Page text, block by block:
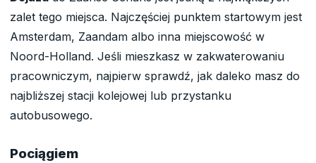
zalet tego miejsca. Najczęściej punktem startowym jest
Amsterdam, Zaandam albo inna miejscowość w
Noord-Holland. Jeśli mieszkasz w zakwaterowaniu
pracowniczym, najpierw sprawdź, jak daleko masz do
najbliższej stacji kolejowej lub przystanku
autobusowego.
Pociągiem